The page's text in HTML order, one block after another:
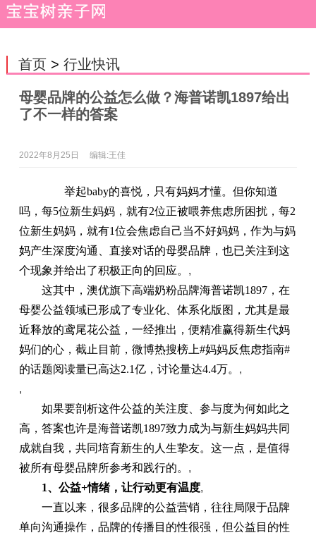
首页> 行业快讯
母婴品牌的公益怎么做？海普诺凯1897给出
了不一样的答案
2022年8月25日 编辑:王佳
举起baby的喜悦，只有妈妈才懂。但你知道
吗，每5位新生妈妈，就有2位正被喂养焦虑所困扰，每2
位新生妈妈，就有1位会焦虑自己当不好妈妈，作为与妈
妈产生深度沟通、直接对话的母婴品牌，也已关注到这
个现象并给出了积极正向的回应。 ,
这其中，澳优旗下高端奶粉品牌海普诺凯1897，在
母婴公益领域已形成了专业化、体系化版图，尤其是最
近释放的鸢尾花公益，一经推出，便精准赢得新生代妈
妈们的心，截止目前，微博热搜榜上#妈妈反焦虑指南#
的话题阅读量已高达2.1亿，讨论量达4.4万。 ,
,
如果要剖析这件公益的关注度、参与度为何如此之
高，答案也许是海普诺凯1897致力成为与新生妈妈共同
成就自我，共同培育新生的人生挚友。这一点，是值得
被所有母婴品牌所参考和践行的。 ,
1、公益+情绪，让行动更有温度,
一直以来，很多品牌的公益营销，往往局限于品牌
单向沟通操作，品牌的传播目的性很强，但公益目的性